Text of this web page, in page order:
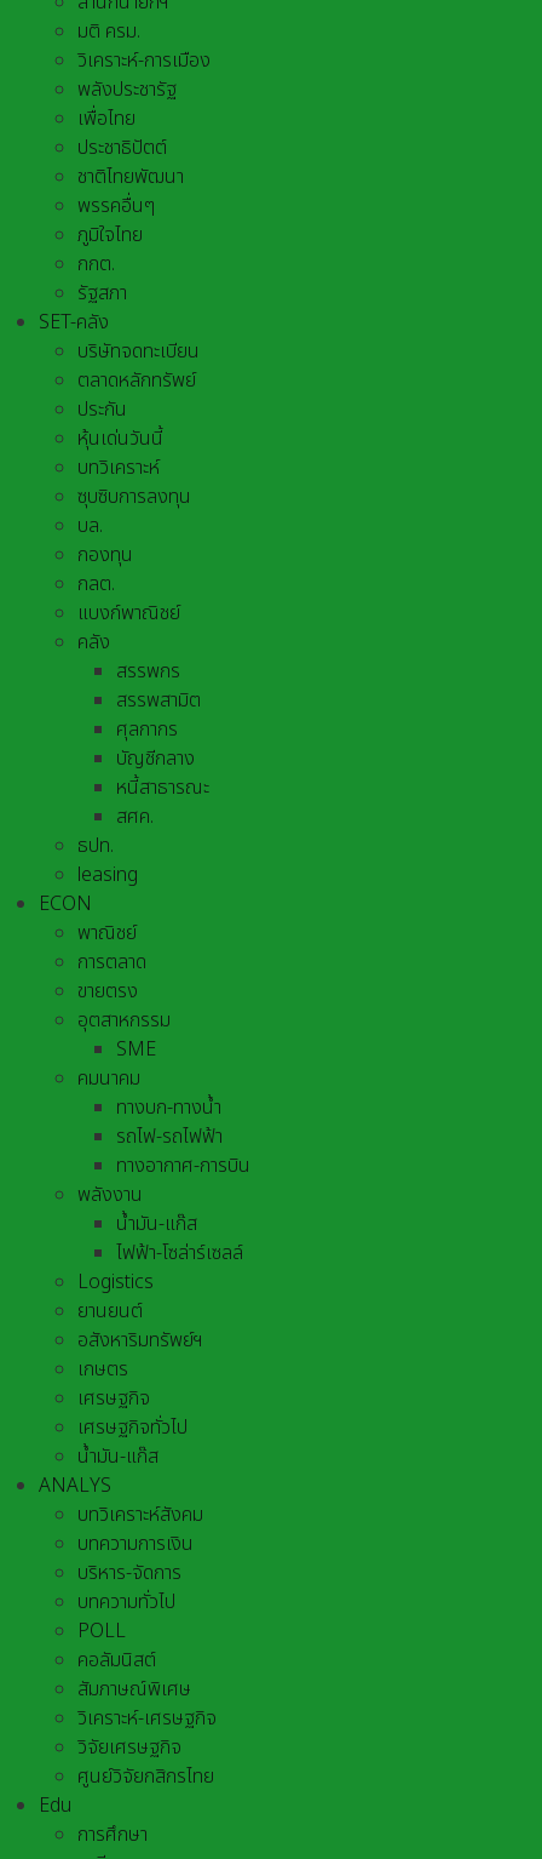
มติ ครม.
วิเคราะห์-การเมือง
พลังประชารัฐ
เพื่อไทย
ประชาธิปัตต์
ชาติไทยพัฒนา
พรรคอื่นๆ
ภูมิใจไทย
กกต.
รัฐสภา
SET-คลัง
บริษัทจดทะเบียน
ตลาดหลักทรัพย์
ประกัน
หุ้นเด่นวันนี้
บทวิเคราะห์
ซุบซิบการลงทุน
บล.
กองทุน
กลต.
แบงก์พาณิชย์
คลัง
สรรพกร
สรรพสามิต
ศุลกากร
บัญชีกลาง
หนี้สาธารณะ
สศค.
ธปท.
leasing
ECON
พาณิชย์
การตลาด
ขายตรง
อุตสาหกรรม
SME
คมนาคม
ทางบก-ทางน้ำ
รถไฟ-รถไฟฟ้า
ทางอากาศ-การบิน
พลังงาน
น้ำมัน-แก๊ส
ไฟฟ้า-โซล่าร์เซลล์
Logistics
ยานยนต์
อสังหาริมทรัพย์ฯ
เกษตร
เศรษฐกิจ
เศรษฐกิจทั่วไป
น้ำมัน-แก๊ส
ANALYS
บทวิเคราะห์สังคม
บทความการเงิน
บริหาร-จัดการ
บทความทั่วไป
POLL
คอลัมนิสต์
สัมภาษณ์พิเศษ
วิเคราะห์-เศรษฐกิจ
วิจัยเศรษฐกิจ
ศูนย์วิจัยกสิกรไทย
Edu
การศึกษา